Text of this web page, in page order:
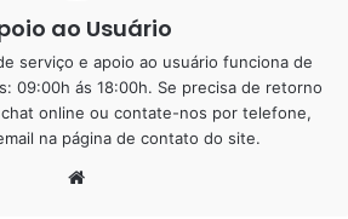
boa opção para quem deseja ter um
tendência na construção civil, a
era muito empregado em ambientes
tempo para cá, muitos fabricantes
ao Usuário
serviço e apoio ao usuário funciona de
09:00h ás 18:00h. Se precisa de retorno
online ou contate-nos por telefone,
na página de contato do site.